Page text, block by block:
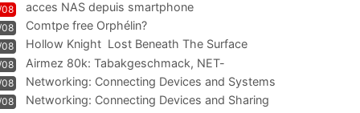
acces NAS depuis smartphone
Comtpe free Orphélin?
Hollow Knight  Lost Beneath The Surface
Airmez 80k: Tabakgeschmack, NET-
Technologie und Leistung im
Networking: Connecting Devices and Systems
Networking: Connecting Devices and Sharing